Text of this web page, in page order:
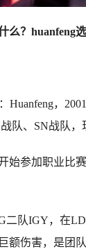
么？huanfeng
Huanfeng，
队、SN战队，
始参加职业比
二队IGY，在
额伤害，是团